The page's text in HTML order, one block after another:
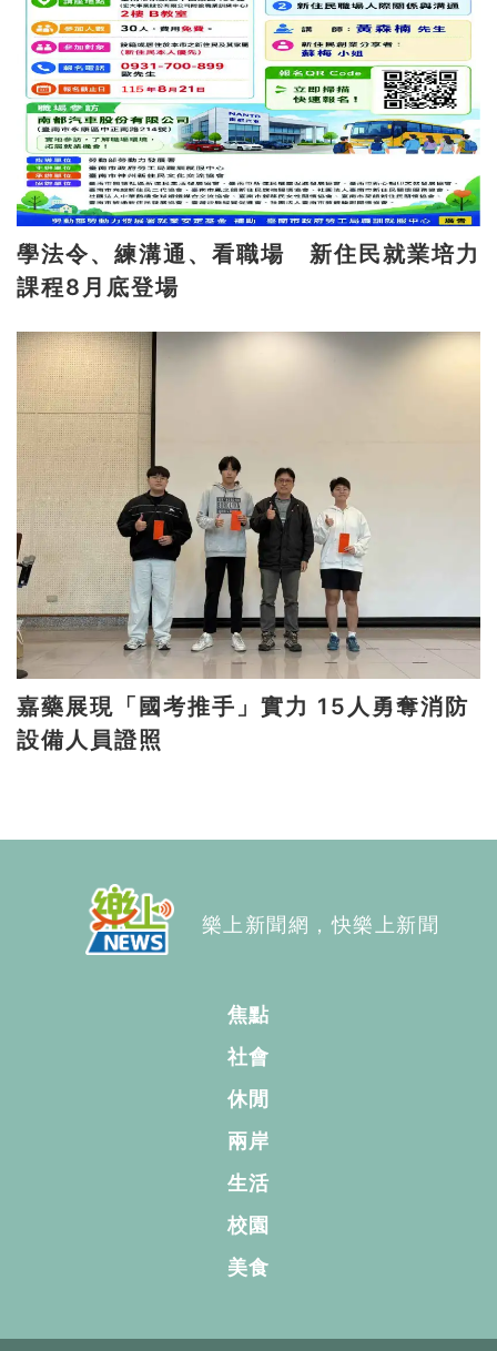
學法令、練溝通、看職場 新住民就業培力
課程8月底登場
嘉藥展現「國考推手」實力 15人勇奪消防
設備人員證照
樂上新聞網，快樂上新聞
焦點
社會
休閒
兩岸
生活
校園
美食